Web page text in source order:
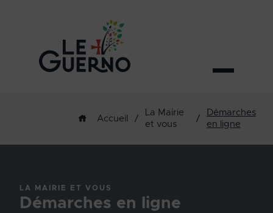
Accueil /
La Mairie
et vous
/
Démarches
en ligne
LA MAIRIE ET VOUS
Démarches en ligne